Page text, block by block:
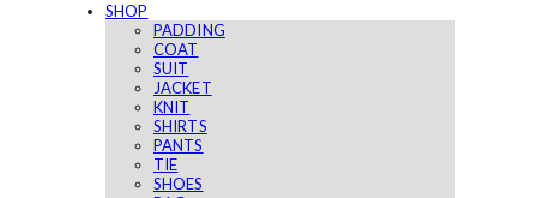
SHOP
PADDING
COAT
SUIT
JACKET
KNIT
SHIRTS
PANTS
TIE
SHOES